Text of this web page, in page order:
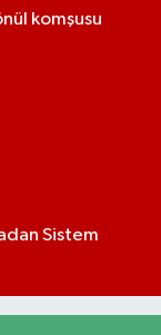
komşusu
Sistem